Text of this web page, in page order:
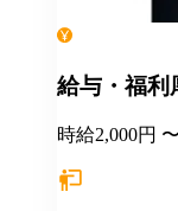
給与・福利
時給2,000円 〜